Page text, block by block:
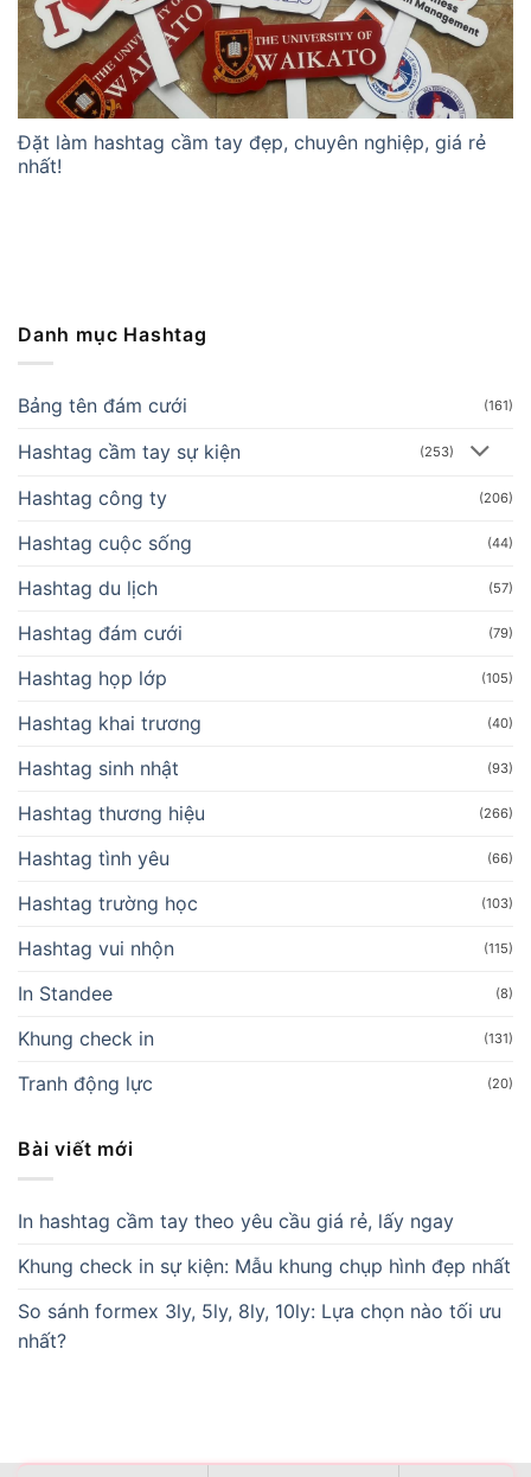
Danh mục Hashtag
Bảng tên đám cưới (161)
Hashtag cầm tay sự kiện (253)
Hashtag công ty (206)
Hashtag cuộc sống (44)
Hashtag du lịch (57)
Hashtag đám cưới (79)
Hashtag họp lớp (105)
Hashtag khai trương (40)
Hashtag sinh nhật (93)
Hashtag thương hiệu (266)
Hashtag tình yêu (66)
Hashtag trường học (103)
Hashtag vui nhộn (115)
In Standee (8)
Khung check in (131)
Tranh động lực (20)
Bài viết mới
In hashtag cầm tay theo yêu cầu giá rẻ, lấy ngay
Khung check in sự kiện: Mẫu khung chụp hình đẹp nhất
So sánh formex 3ly, 5ly, 8ly, 10ly: Lựa chọn nào tối ưu
nhất?
Đặt làm hashtag cầm tay đẹp, chuyên nghiệp, giá rẻ
nhất!